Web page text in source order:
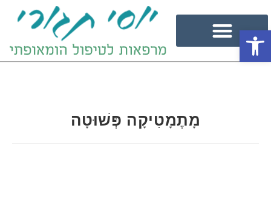
פתח סרגל נגישות
מָתֶמָטִיקָה פְּשׁוּטָה